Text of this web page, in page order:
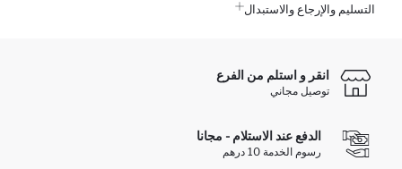
التسليم والإرجاع والاستبدال
انقر و استلم من الفرع
توصيل مجاني
الدفع عند الاستلام - مجانا
رسوم الخدمة 10 درهم